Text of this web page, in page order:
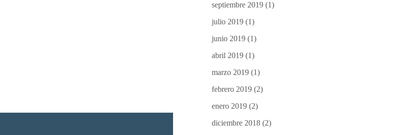
septiembre 2019 (1)
julio 2019 (1)
junio 2019 (1)
abril 2019 (1)
marzo 2019 (1)
febrero 2019 (2)
enero 2019 (2)
diciembre 2018 (2)